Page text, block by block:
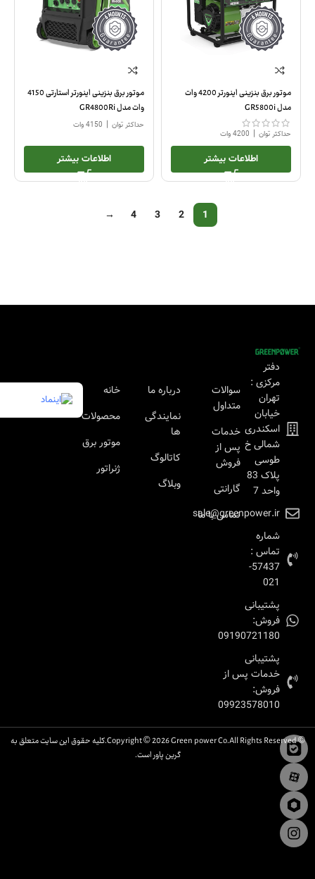
موتور برق بنزینی اینورتر 4200 وات
مدل GR5800i
حداکثر توان | 4200 وات
اطلاعات بیشتر
موتور برق بنزینی اینورتر استارتی 4150
وات مدل GR4800Ri
حداکثر توان | 4150 وات
اطلاعات بیشتر
1
2
3
4
→
دفتر
مرکزی :
تهران
خیابان
اسکندری
شمالی خ
طوسی
پلاک 83
واحد 7
sale@greenpower.ir
شماره
تماس :
57437-
021
پشتیبانی
فروش:
09190721180
پشتیبانی
خدمات پس از
فروش:
09923578010
سوالات
متداول
خدمات
پس از
فروش
گارانتی
تماس با ما
درباره ما
نمایندگی
ها
کاتالوگ
وبلاگ
خانه
محصولات
موتور برق
ژنراتور
© Copyright © 2026 Green power Co.All Rights Reserved.کلیه حقوق این سایت متعلق به
گرین پاور است.